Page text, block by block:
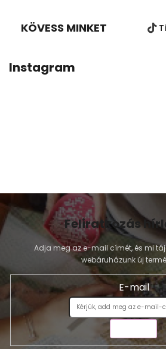
e
i
KÖVESS MINKET
Instagram
Feliratkozás
Adja meg az e-mail címét, és mi
webáruházunk új
E-mail